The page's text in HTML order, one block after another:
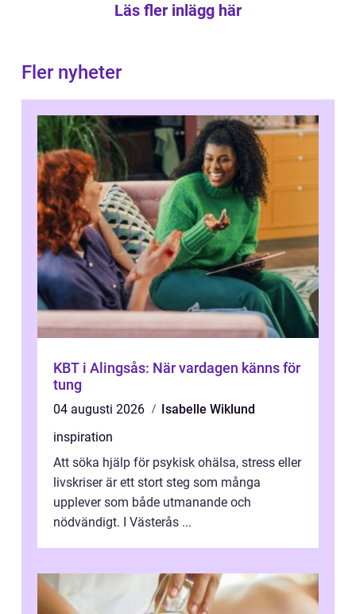
Läs fler inlägg här
Fler nyheter
KBT i Alingsås: När vardagen känns för
tung
04 augusti 2026
Isabelle Wiklund
inspiration
Att söka hjälp för psykisk ohälsa, stress eller
livskriser är ett stort steg som många
upplever som både utmanande och
nödvändigt. I Västerås ...